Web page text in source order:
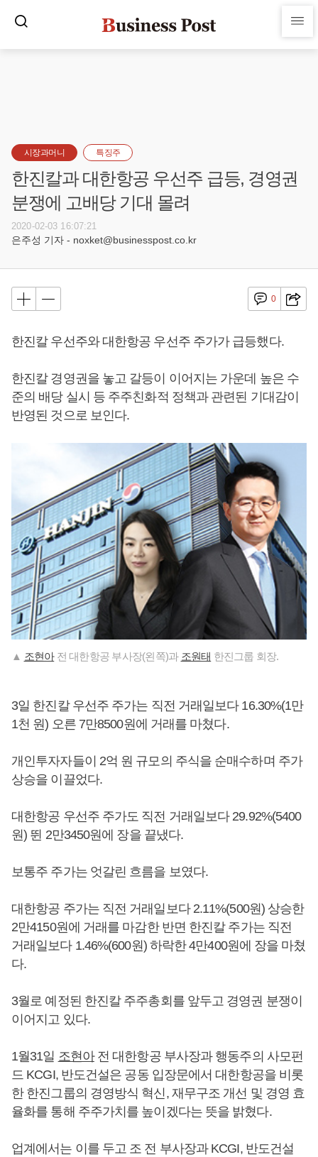
시장과머니 특징주
한진칼과 대한항공 우선주 급등, 경영권
분쟁에 고배당 기대 몰려
2020-02-03 16:07:21
은주성 기자 - noxket@businesspost.co.kr
0
한진칼 우선주와 대한항공 우선주 주가가 급등했다.
한진칼 경영권을 놓고 갈등이 이어지는 가운데 높은 수
준의 배당 실시 등 주주친화적 정책과 관련된 기대감이
반영된 것으로 보인다.
▲ 조현아전 대한항공 부사장(왼쪽)과 조원태 한진그룹 회장.
3일 한진칼 우선주 주가는 직전 거래일보다 16.30%(1만
1천 원) 오른 7만8500원에 거래를 마쳤다.
개인투자자들이 2억 원 규모의 주식을 순매수하며 주가
상승을 이끌었다.
대한항공 우선주 주가도 직전 거래일보다 29.92%(5400
원) 뛴 2만3450원에 장을 끝냈다.
보통주 주가는 엇갈린 흐름을 보였다.
대한항공 주가는 직전 거래일보다 2.11%(500원) 상승한
2만4150원에 거래를 마감한 반면 한진칼 주가는 직전
거래일보다 1.46%(600원) 하락한 4만400원에 장을 마쳤
다.
3월로 예정된 한진칼 주주총회를 앞두고 경영권 분쟁이
이어지고 있다.
1월31일 조현아전 대한항공 부사장과 행동주의 사모펀
드 KCGI, 반도건설은 공동 입장문에서 대한항공을 비롯
한 한진그룹의 경영방식 혁신, 재무구조 개선 및 경영 효
율화를 통해 주주가치를 높이겠다는 뜻을 밝혔다.
업계에서는 이를 두고 조 전 부사장과 KCGI, 반도건설